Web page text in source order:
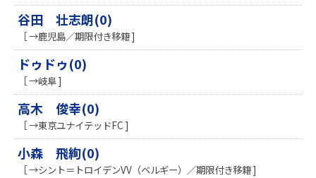
谷田 壮志朗(0)
［ →鹿児島／期限付き移籍 ]
ドゥドゥ(0)
［ →岐阜 ]
高木 俊幸(0)
［ →東京ユナイテッドFC ]
小森 飛絢(0)
［ →シント＝トロイデンVV（ベルギー）／期限付き移籍 ]